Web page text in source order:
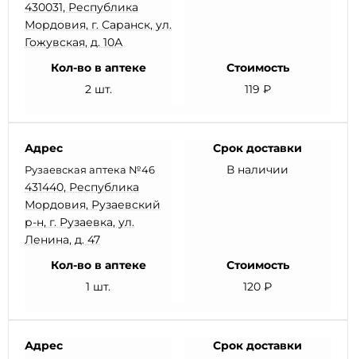
430031, Республика
Мордовия, г. Саранск, ул.
Гожувская, д. 10А
Кол-во в аптеке
2 шт.
Стоимость
119 ₽
Адрес
Рузаевская аптека №46
431440, Республика
Мордовия, Рузаевский
р-н, г. Рузаевка, ул.
Ленина, д. 47
Срок доставки
В наличии
Кол-во в аптеке
1 шт.
Стоимость
120 ₽
Адрес
Срок доставки